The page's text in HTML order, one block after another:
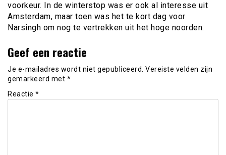
voorkeur. In de winterstop was er ook al interesse uit
Amsterdam, maar toen was het te kort dag voor
Narsingh om nog te vertrekken uit het hoge noorden.
Geef een reactie
Je e-mailadres wordt niet gepubliceerd. Vereiste velden zijn
gemarkeerd met *
Reactie *